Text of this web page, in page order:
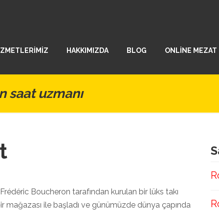
HAKKIMIZDA BLOG ONLİNE MEZAT
saat uzmanı
Boucheron tarafından kurulan bir lüks takı
mağazası ile başladı ve günümüzde dünya çapında